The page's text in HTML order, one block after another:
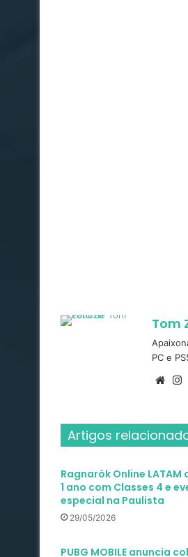
Tom
PC e
Artigos
Ragnarök Online LATAM
1 ano com Classes 4 e
especial na Paulista
29/05/2026
PUBG MOBILE anuncia